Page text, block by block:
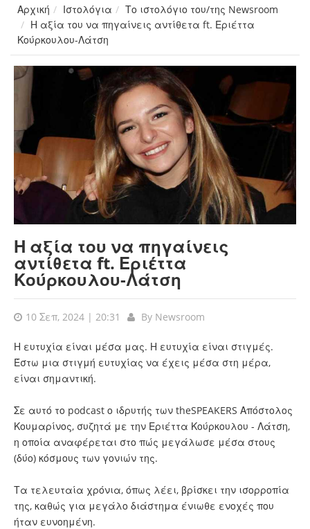
Αρχική Ιστολόγια
Το ιστολόγιο του/της Newsroom
Η αξία του να πηγαίνεις αντίθετα ft. Εριέττα
Κούρκουλου-Λάτση
Η αξία του να πηγαίνεις
αντίθετα ft. Εριέττα
Κούρκουλου-Λάτση
10 Σεπ, 2024 | 20:31 By Newsroom
Η ευτυχία είναι μέσα μας. Η ευτυχία είναι στιγμές.
Έστω μια στιγμή ευτυχίας να έχεις μέσα στη μέρα,
είναι σημαντική.
Σε αυτό το podcast ο ιδρυτής των theSPEAKERS Απόστολος
Κουμαρίνος, συζητά με την Εριέττα Κούρκουλου - Λάτση,
η οποία αναφέρεται στο πώς μεγάλωσε μέσα στους
(δύο) κόσμους των γονιών της.
Τα τελευταία χρόνια, όπως λέει, βρίσκει την ισορροπία
της, καθώς για μεγάλο διάστημα ένιωθε ενοχές που
ήταν ευνοημένη.